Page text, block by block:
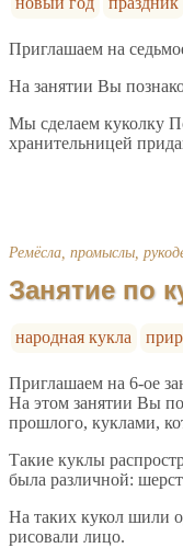
Приглашаем на
На занятии Вы
Мы сделаем куколку
хранительницей
Ремёсла, промыслы,
Занятие по
народная кукла
Приглашаем на 6-ое
На этом занятии Вы
прошлого, куклами,
Такие куклы
была различной:
На таких кукол шили
рисовали лицо.